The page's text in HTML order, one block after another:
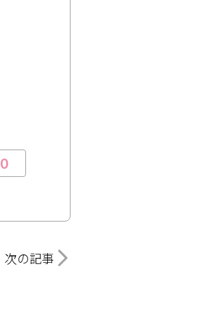
0
次の記事